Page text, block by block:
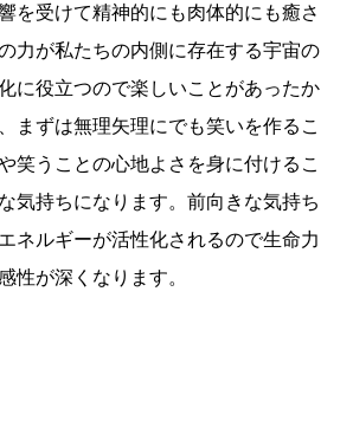
を受けて精神的にも肉体的にも癒さ
力が私たちの内側に存在する宇宙の
に役立つので楽しいことがあったか
まずは無理矢理にでも笑いを作るこ
笑うことの心地よさを身に付けるこ
気持ちになります。前向きな気持ち
ネルギーが活性化されるので生命力
性が深くなります。